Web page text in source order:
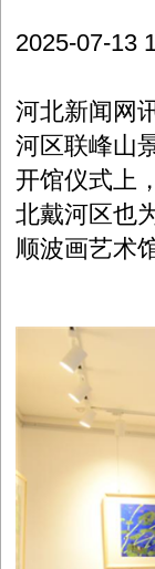
2025-07-13
河北新闻网
河区联峰山
开馆仪式上
北戴河区也
顺波画艺术